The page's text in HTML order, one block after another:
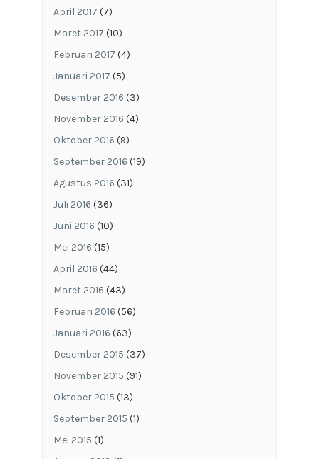
April 2017 (7)
Maret 2017 (10)
Februari 2017 (4)
Januari 2017 (5)
Desember 2016 (3)
November 2016 (4)
Oktober 2016 (9)
September 2016 (19)
Agustus 2016 (31)
Juli 2016 (36)
Juni 2016 (10)
Mei 2016 (15)
April 2016 (44)
Maret 2016 (43)
Februari 2016 (56)
Januari 2016 (63)
Desember 2015 (37)
November 2015 (91)
Oktober 2015 (13)
September 2015 (1)
Mei 2015 (1)